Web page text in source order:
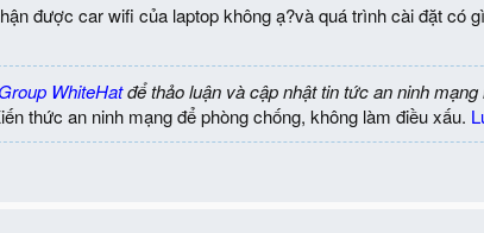
được car wifi của laptop không ạ?và quá trình cài đặt có
Group WhiteHatđể thảo luận và cập nhật tin tức an ninh mạng
thức an ninh mạng để phòng chống, không làm điều xấu.